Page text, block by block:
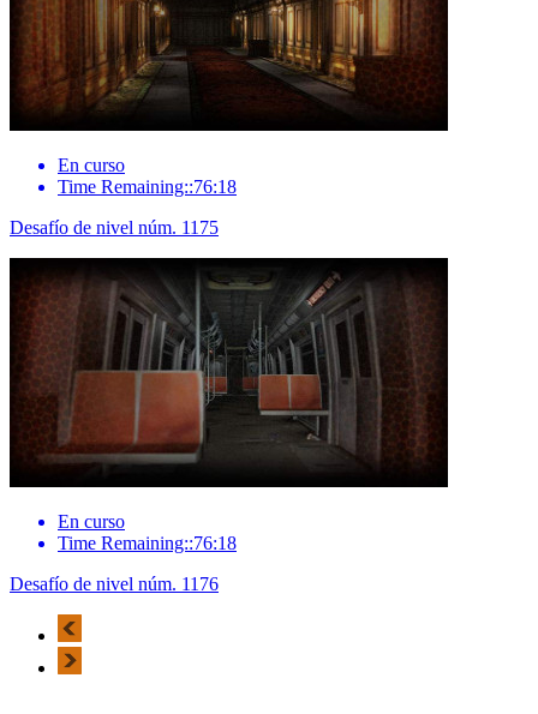
En curso
Time Remaining::76:18
Desafío de nivel núm. 1175
En curso
Time Remaining::76:18
Desafío de nivel núm. 1176